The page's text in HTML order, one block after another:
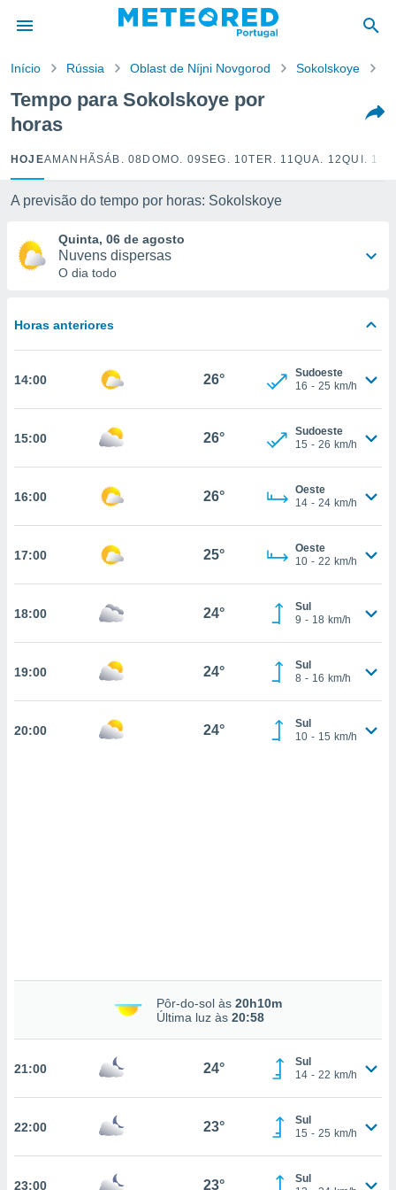
da
foi
para
fornecidas
a este
e
digital
ou
a nossa
ao
todos os
no
um perfil
a
CONTINUAR
Início Rússia Oblast de Níjni Novgorod Sokolskoye
Tempo para Sokolskoye por
horas
HOJEAMANHÃSÁB. 08 DOMO. 09SEG. 10TER. 11QUA. 12QUI. 13
A previsão do tempo por horas: Sokolskoye
Quinta, 06 de agosto
Nuvens dispersas
O dia todo
Horas anteriores
14:00 26°
Sudoeste
16 - 25 km/h
15:00 26°
Sudoeste
15 - 26 km/h
16:00 26°
Oeste
14 - 24 km/h
17:00 25°
Oeste
10 - 22 km/h
18:00 24°
Sul
9 - 18 km/h
19:00 24°
Sul
8 - 16 km/h
20:00 24°
Sul
10 - 15 km/h
Pôr-do-sol às 20h10m
Última luz às 20:58
21:00 24°
Sul
14 - 22 km/h
22:00 23°
Sul
15 - 25 km/h
23:00 23°
Sul